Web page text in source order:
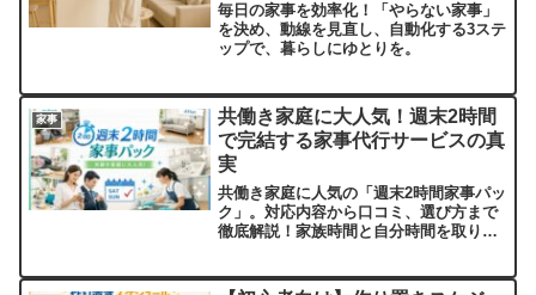
毎日の家事を効率化！「やらない家事」
を決め、動線を見直し、自動化する3ステ
ップで、暮らしにゆとりを。
家事
共働き家庭に大人気！週末2時間
で完結する家事代行サービスの真
実
共働き家庭に人気の「週末2時間家事パッ
ク」。対応内容から口コミ、選び方まで
徹底解説！家族時間と自分時間を取り戻